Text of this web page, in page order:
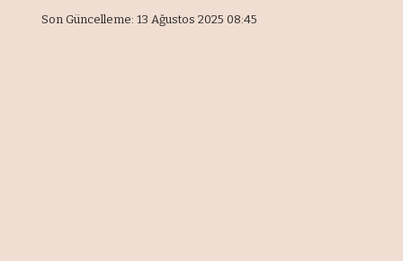
Son Güncelleme: 13 Ağustos 2025 08:45